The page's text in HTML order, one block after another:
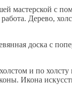
мастерской с
Дерево,
доска с
и по
Икона